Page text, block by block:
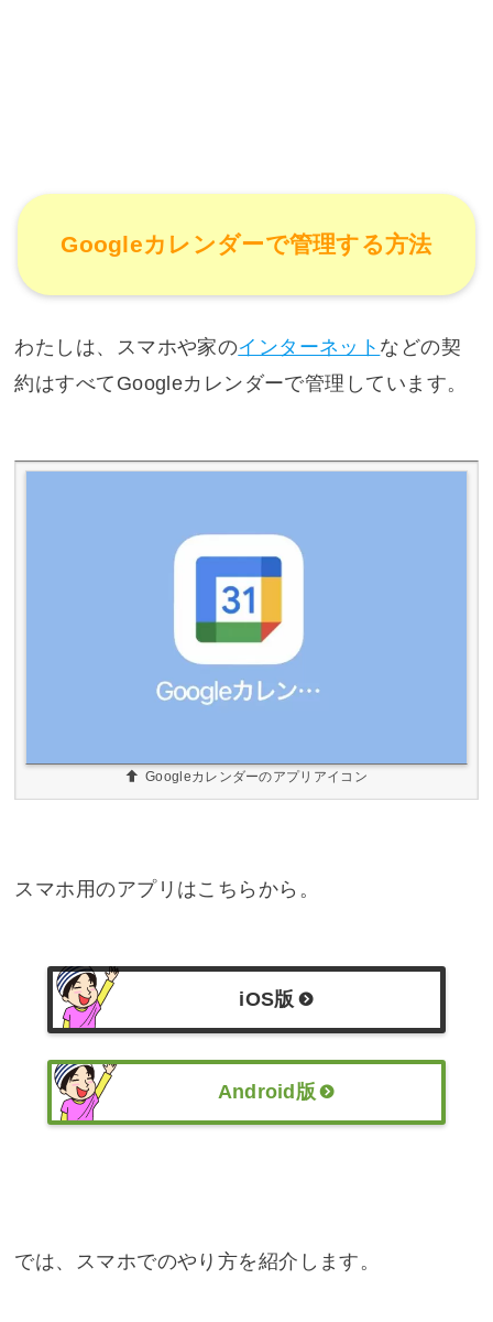
Googleカレンダーで管理する方法
わたしは、スマホや家のインターネット などの契
約はすべてGoogleカレンダーで管理しています。
Googleカレンダーのアプリアイコン
スマホ用のアプリはこちらから。
iOS版
Android版
では、スマホでのやり方を紹介します。